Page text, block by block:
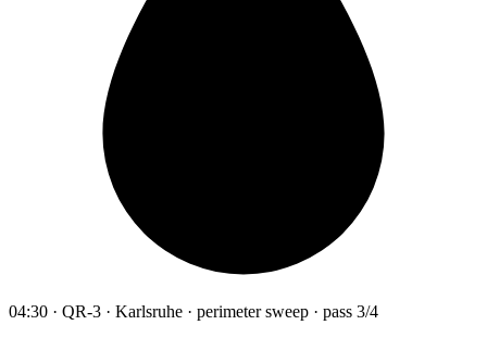
04:30 · QR-3 · Karlsruhe · perimeter sweep · pass 3/4